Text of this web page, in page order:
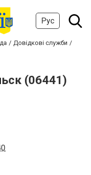
Рус
Довідкові служби
(06441)